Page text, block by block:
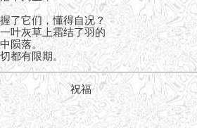
了它们，懂得自况？
叶灰草上霜结了羽的
陨落。
都有限期。
祝福